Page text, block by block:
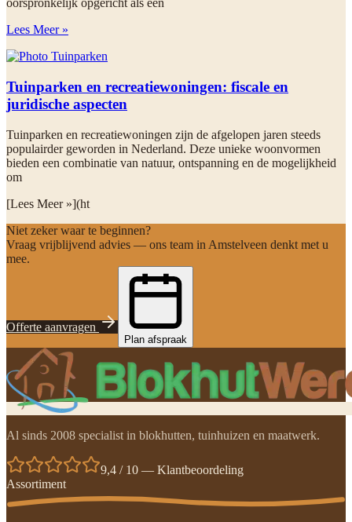
oorspronkelijk opgericht als een
Lees Meer »
Tuinparken en recreatiewoningen: fiscale en
juridische aspecten
Tuinparken en recreatiewoningen zijn de afgelopen jaren steeds
populairder geworden in Nederland. Deze unieke woonvormen
bieden een combinatie van natuur, ontspanning en de mogelijkheid
om
[Lees Meer »](ht
Niet zeker waar te beginnen?
Vraag vrijblijvend advies — ons team in Amstelveen denkt met u
mee.
Offerte aanvragen
Plan afspraak
Al sinds 2008 specialist in blokhutten, tuinhuizen en maatwerk.
9,4 / 10 — Klantbeoordeling
Assortiment